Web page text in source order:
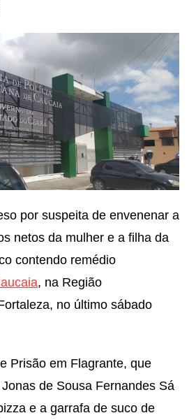
por suspeita de envenenar a
netos da mulher e a filha da
contendo remédio
, na Região
no último sábado
Prisão em Flagrante, que
de Sousa Fernandes Sá
e a garrafa de suco de